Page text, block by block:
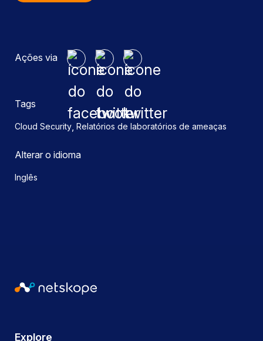
Ações via
Tags
Cloud Security, Relatórios de laboratórios de ameaças
Alterar o idioma
Inglês
Explore